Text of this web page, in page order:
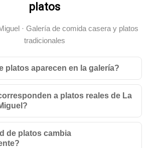
platos
· Galería de comida casera y platos
tradicionales
platos aparecen en la galería?
a platos reales de La
de platos cambia